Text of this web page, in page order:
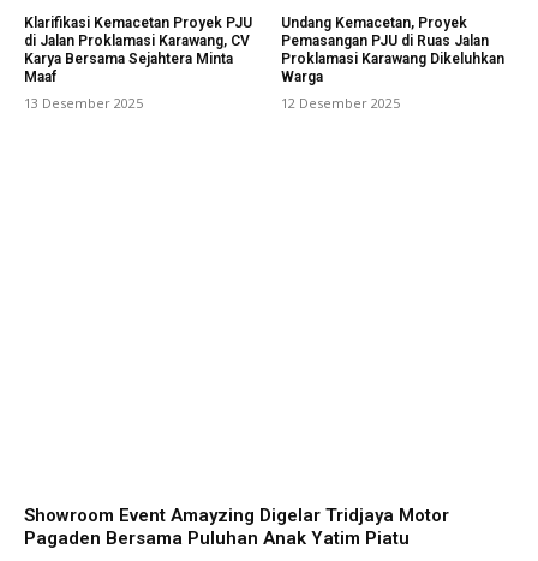
Klarifikasi Kemacetan Proyek PJU
di Jalan Proklamasi Karawang, CV
Karya Bersama Sejahtera Minta
Maaf
13 Desember 2025
Undang Kemacetan, Proyek
Pemasangan PJU di Ruas Jalan
Proklamasi Karawang Dikeluhkan
Warga
12 Desember 2025
Showroom Event Amayzing Digelar Tridjaya Motor
Pagaden Bersama Puluhan Anak Yatim Piatu